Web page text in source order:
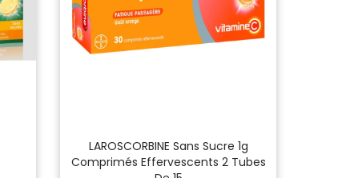
LAROSCORBINE Sans Sucre 1g
Comprimés Effervescents 2 Tubes